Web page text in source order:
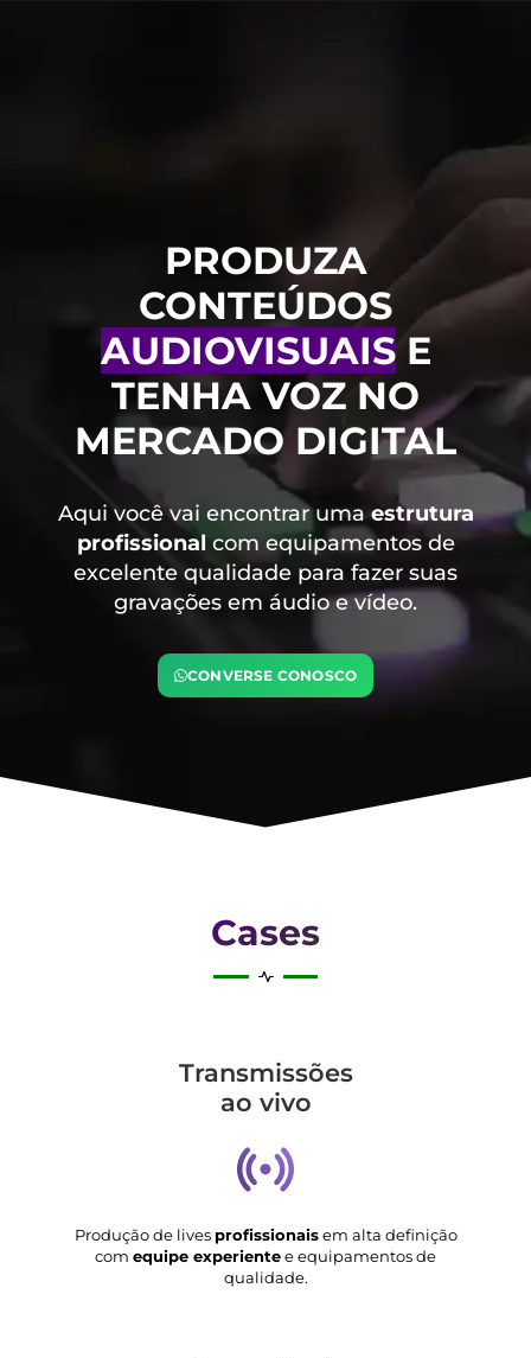
PRODUZA
CONTEÚDOS
AUDIOVISUAISE
TENHA VOZ NO
MERCADO DIGITAL
Aqui você vai encontrar uma estrutura
profissional com equipamentos de
excelente qualidade para fazer suas
gravações em áudio e vídeo.
CONVERSE CONOSCO
Cases
Transmis­sões
ao vivo
Produção de lives profissionaisem alta definição
com equipe experientee equipamentos de
qualidade.